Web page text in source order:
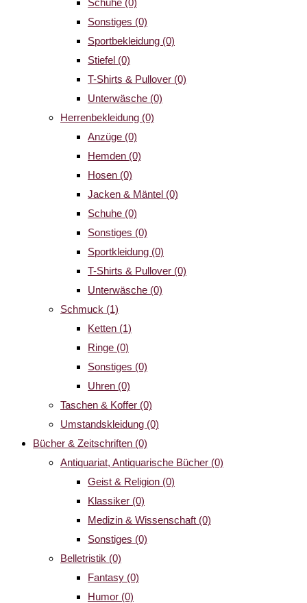
Schuhe (0)
Sonstiges (0)
Sportbekleidung (0)
Stiefel (0)
T-Shirts & Pullover (0)
Unterwäsche (0)
Herrenbekleidung (0)
Anzüge (0)
Hemden (0)
Hosen (0)
Jacken & Mäntel (0)
Schuhe (0)
Sonstiges (0)
Sportkleidung (0)
T-Shirts & Pullover (0)
Unterwäsche (0)
Schmuck (1)
Ketten (1)
Ringe (0)
Sonstiges (0)
Uhren (0)
Taschen & Koffer (0)
Umstandskleidung (0)
Bücher & Zeitschriften (0)
Antiquariat, Antiquarische Bücher (0)
Geist & Religion (0)
Klassiker (0)
Medizin & Wissenschaft (0)
Sonstiges (0)
Belletristik (0)
Fantasy (0)
Humor (0)